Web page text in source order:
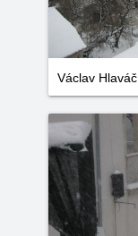
Václav Hlaváč